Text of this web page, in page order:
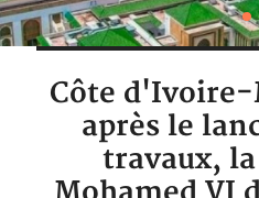
Côte d'Ivoire-
après le
travaux,